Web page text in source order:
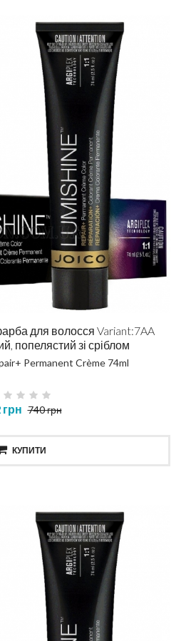
для волосся Variant:7AA
попелястий зі сріблом
Permanent Crème 74ml
грн 740 грн
КУПИТИ